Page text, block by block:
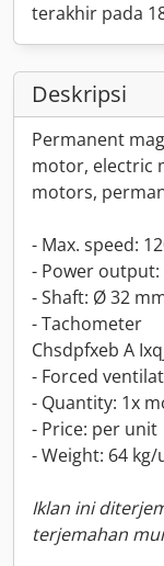
terakhir pada
Deskripsi
Permanent
motor, electric
motors,
- Max. speed:
- Power output:
- Shaft: Ø 32
- Tachometer
Chsdpfxeb A
- Forced
- Quantity: 1x
- Price: per unit
- Weight: 64
Iklan ini
terjemahan